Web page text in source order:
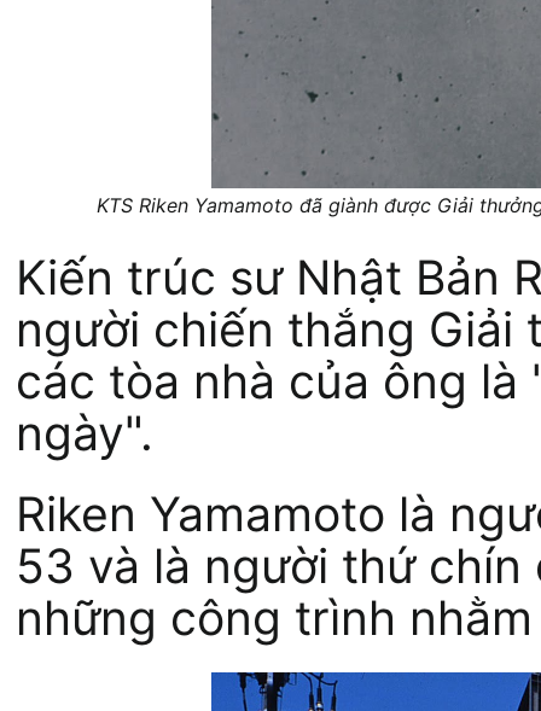
KTS Riken Yamamoto đã giành được Giải
Kiến trúc sư Nhật Bản
người chiến thắng Giải
các tòa nhà của ông
ngày".
Riken Yamamoto là
53 và là người thứ
những công trình